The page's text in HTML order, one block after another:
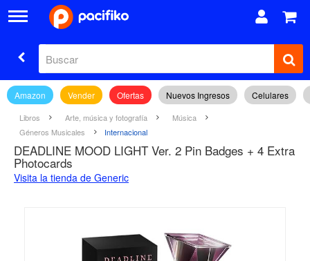
Amazon Vender Ofertas Nuevos Ingresos Celulares
Libros Arte, música y fotografía
Música
Géneros Musicales
Internacional
DEADLINE MOOD LIGHT Ver. 2 Pin Badges + 4 Extra
Photocards
Visita la tienda de Generic